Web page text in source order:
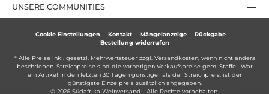
UNSERE COMMUNITIES
Cookie Einstellungen Kontakt Mängelanzeige
Rückgabe
Bestellung widerrufen
* Alle Preise inkl. gesetzl. Mehrwertsteuer zzgl. Versandkosten, wenn nicht anders
beschrieben. Streichpreise sind die vorherigen Verkaufspreise gem. Staffel. War
ein Artikel in den letzten 30 Tagen günstiger als der Streichpreis, ist der
günstigste Einzelpreis zusätzlich angegeben.
© 2026 Südafrika Weinversand - Alle Rechte vorbehalten.